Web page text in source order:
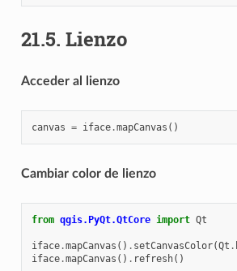
21.5. Lienzo
Acceder al lienzo
canvas = iface.mapCanvas ()
Cambiar color de lienzo
from qgis.PyQt.QtCore import Qt
iface.mapCanvas () . setCanvasColor(Qt .
iface.mapCanvas () . refresh()